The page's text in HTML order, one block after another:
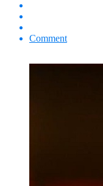
Comment